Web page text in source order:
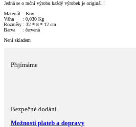
Jedná se o ruční výrobu každý výrobek je originál !
Materiál : Kov
Váha : 0,030 Kg
Rozměry : 32 * 8 * 12 cm
Barva : červená
Není skladem
Přijímáme
Bezpečné dodání
Možnosti plateb a dopravy